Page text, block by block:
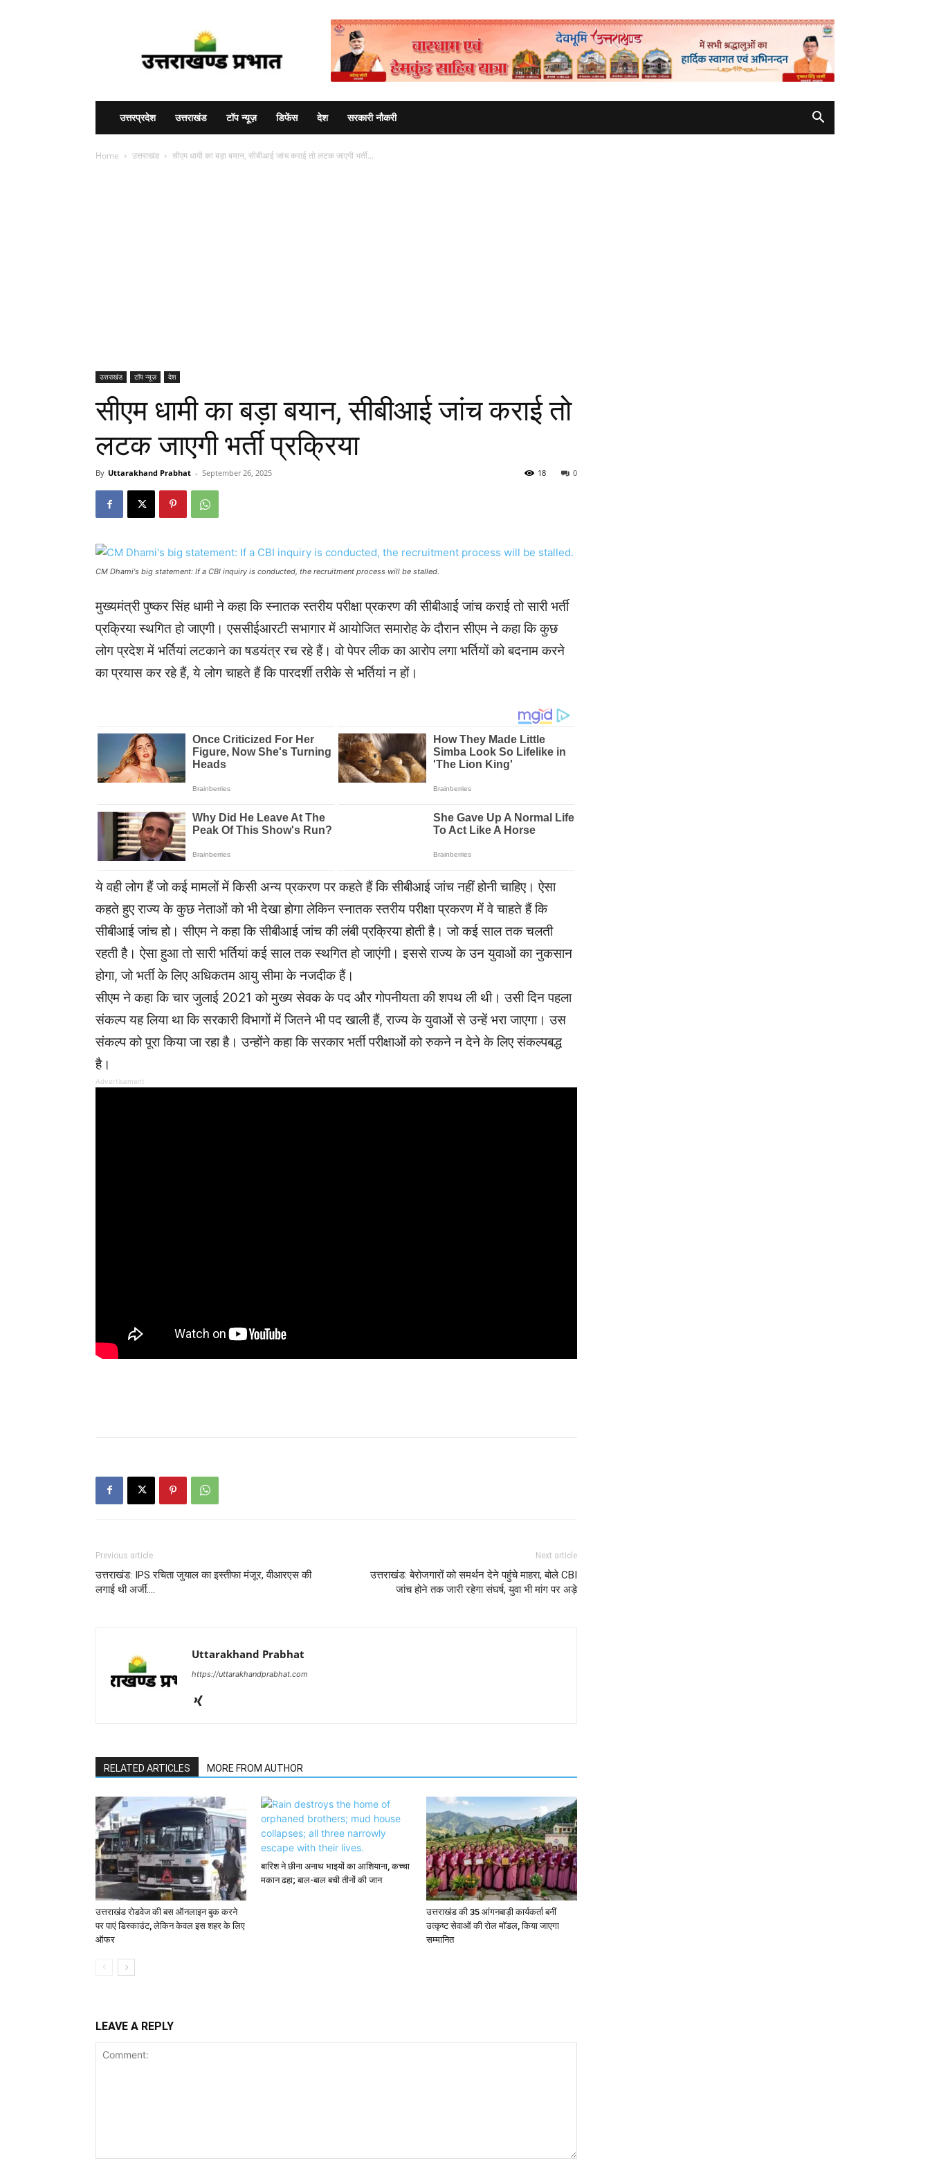
Advertisement
उत्तरप्रदेश उत्तराखंड टॉप न्यूज़ डिफेंस देश सरकारी नौकरी
Home उत्तराखंड सीएम धामी का बड़ा बयान, सीबीआई जांच कराई तो लटक जाएगी भर्ती...
उत्तराखंड टॉप न्यूज़ देश
सीएम धामी का बड़ा बयान, सीबीआई जांच कराई तो
लटक जाएगी भर्ती प्रक्रिया
By Uttarakhand Prabhat - September 26, 2025 0
18
CM Dhami's big statement: If a CBI inquiry is conducted, the recruitment process will be stalled.
मुख्यमंत्री पुष्कर सिंह धामी ने कहा कि स्नातक स्तरीय परीक्षा प्रकरण की सीबीआई जांच कराई तो सारी भर्ती
प्रक्रिया स्थगित हो जाएगी। एससीईआरटी सभागार में आयोजित समारोह के दौरान सीएम ने कहा कि कुछ
लोग प्रदेश में भर्तियां लटकाने का षडयंत्र रच रहे हैं। वो पेपर लीक का आरोप लगा भर्तियों को बदनाम करने
का प्रयास कर रहे हैं, ये लोग चाहते हैं कि पारदर्शी तरीके से भर्तियां न हों।
ये वही लोग हैं जो कई मामलों में किसी अन्य प्रकरण पर कहते हैं कि सीबीआई जांच नहीं होनी चाहिए। ऐसा
कहते हुए राज्य के कुछ नेताओं को भी देखा होगा लेकिन स्नातक स्तरीय परीक्षा प्रकरण में वे चाहते हैं कि
सीबीआई जांच हो। सीएम ने कहा कि सीबीआई जांच की लंबी प्रक्रिया होती है। जो कई साल तक चलती
रहती है। ऐसा हुआ तो सारी भर्तियां कई साल तक स्थगित हो जाएंगी। इससे राज्य के उन युवाओं का नुकसान
होगा, जो भर्ती के लिए अधिकतम आयु सीमा के नजदीक हैं।
सीएम ने कहा कि चार जुलाई 2021 को मुख्य सेवक के पद और गोपनीयता की शपथ ली थी। उसी दिन पहला
संकल्प यह लिया था कि सरकारी विभागों में जितने भी पद खाली हैं, राज्य के युवाओं से उन्हें भरा जाएगा। उस
संकल्प को पूरा किया जा रहा है। उन्होंने कहा कि सरकार भर्ती परीक्षाओं को रुकने न देने के लिए संकल्पबद्ध
है।
Advertisement
Previous article
उत्तराखंड: IPS रचिता जुयाल का इस्तीफा मंजूर, वीआरएस की
लगाई थी अर्जी….
Next article
उत्तराखंड: बेरोजगारों को समर्थन देने पहुंचे माहरा, बोले CBI
जांच होने तक जारी रहेगा संघर्ष, युवा भी मांग पर अड़े
Uttarakhand Prabhat
https://uttarakhandprabhat.com
RELATED ARTICLES MORE FROM AUTHOR
उत्तराखंड रोडवेज की बस ऑनलाइन बुक करने
पर पाएं डिस्काउंट, लेकिन केवल इस शहर के लिए
ऑफर
बारिश ने छीना अनाथ भाइयों का आशियाना, कच्चा
मकान ढहा; बाल-बाल बची तीनों की जान
उत्तराखंड की 35 आंगनबाड़ी कार्यकर्ता बनीं
उत्कृष्ट सेवाओं की रोल मॉडल, किया जाएगा
सम्मानित
LEAVE A REPLY